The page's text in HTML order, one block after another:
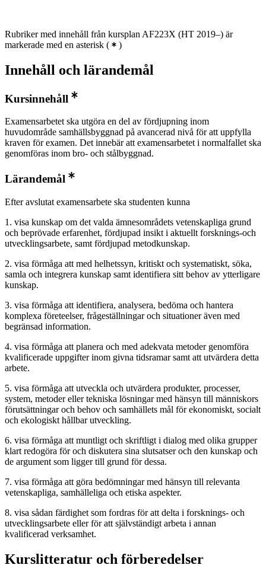
Rubriker med innehåll från kursplan AF223X (HT 2019–) är
markerade med en asterisk ( )
Innehåll och lärandemål
Kursinnehåll
Examensarbetet ska utgöra en del av fördjupning inom
huvudområde samhällsbyggnad på avancerad nivå för att uppfylla
kraven för examen. Det innebär att examensarbetet i normalfallet ska
genomföras inom bro- och stålbyggnad.
Lärandemål
Efter avslutat examensarbete ska studenten kunna
1. visa kunskap om det valda ämnesområdets vetenskapliga grund
och beprövade erfarenhet, fördjupad insikt i aktuellt forsknings-och
utvecklingsarbete, samt fördjupad metodkunskap.
2. visa förmåga att med helhetssyn, kritiskt och systematiskt, söka,
samla och integrera kunskap samt identifiera sitt behov av ytterligare
kunskap.
3. visa förmåga att identifiera, analysera, bedöma och hantera
komplexa företeelser, frågeställningar och situationer även med
begränsad information.
4. visa förmåga att planera och med adekvata metoder genomföra
kvalificerade uppgifter inom givna tidsramar samt att utvärdera detta
arbete.
5. visa förmåga att utveckla och utvärdera produkter, processer,
system, metoder eller tekniska lösningar med hänsyn till människors
förutsättningar och behov och samhällets mål för ekonomiskt, socialt
och ekologiskt hållbar utveckling.
6. visa förmåga att muntligt och skriftligt i dialog med olika grupper
klart redogöra för och diskutera sina slutsatser och den kunskap och
de argument som ligger till grund för dessa.
7. visa förmåga att göra bedömningar med hänsyn till relevanta
vetenskapliga, samhälleliga och etiska aspekter.
8. visa sådan färdighet som fordras för att delta i forsknings- och
utvecklingsarbete eller för att självständigt arbeta i annan
kvalificerad verksamhet.
Kurslitteratur och förberedelser